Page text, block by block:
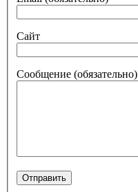
Сайт
Сообщение (обязательно)